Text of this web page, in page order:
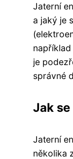
Jaterní
a jaký je
je
správné
Jak
Jaterní
několika